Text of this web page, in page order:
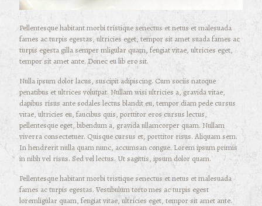
Pellentesque habitant morbi tristique senectus et netus et malesuada
fames ac turpis egestas, ultricies eget, tempor sit amet suada fames ac
turpis egesta gilla semper mligular quam, feugiat vitae, ultricies eget,
tempor sit amet ante. Donec eu lib ero sit.
Nulla ipsum dolor lacus, suscipit adipiscing. Cum sociis natoque
penatibus et ultrices volutpat. Nullam wisi ultricies a, gravida vitae,
dapibus risus ante sodales lectus blandit eu, tempor diam pede cursus
vitae, ultricies eu, faucibus quis, porttitor eros cursus lectus,
pellentesque eget, bibendum a, gravida ullamcorper quam. Nullam
viverra consectetuer. Quisque cursus et, porttitor risus. Aliquam sem.
In hendrerit nulla quam nunc, accumsan congue. Lorem ipsum primis
in nibh vel risus. Sed vel lectus. Ut sagittis, ipsum dolor quam.
Pellentesque habitant morbi tristique senectus et netus et malesuada
fames ac turpis egestas. Vestibulum torto mes ac turpis egest
loremligular quam, feugiat vitae, ultricies eget, tempor sit amet ante.